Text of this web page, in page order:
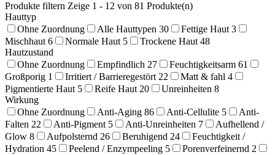
Produkte filtern Zeige 1 - 12 von 81 Produkte(n)
Hauttyp
Ohne Zuordnung
Alle Hauttypen 30 Fettige Haut 3
Mischhaut 6 Normale Haut 5 Trockene Haut 48
Hautzustand
Ohne Zuordnung
Empfindlich 27 Feuchtigkeitsarm 61
Großporig 1 Irritiert / Barrieregestört 22 Matt & fahl 4
Pigmentierte Haut 5 Reife Haut 20 Unreinheiten 8
Wirkung
Ohne Zuordnung
Anti-Aging 86 Anti-Cellulite 5
Anti-
Falten 22 Anti-Pigment 5 Anti-Unreinheiten 7
Aufhellend /
Glow 8 Aufpolsternd 26 Beruhigend 24
Feuchtigkeit /
Hydration 45 Peelend / Enzympeeling 5 Porenverfeinernd 2